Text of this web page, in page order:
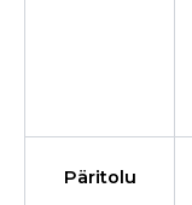
Päritolu